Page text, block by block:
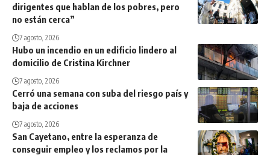
dirigentes que hablan de los pobres, pero
no están cerca”
7 agosto, 2026
Hubo un incendio en un edificio lindero al
domicilio de Cristina Kirchner
7 agosto, 2026
Cerró una semana con suba del riesgo país y
baja de acciones
7 agosto, 2026
San Cayetano, entre la esperanza de
conseguir empleo y los reclamos por la